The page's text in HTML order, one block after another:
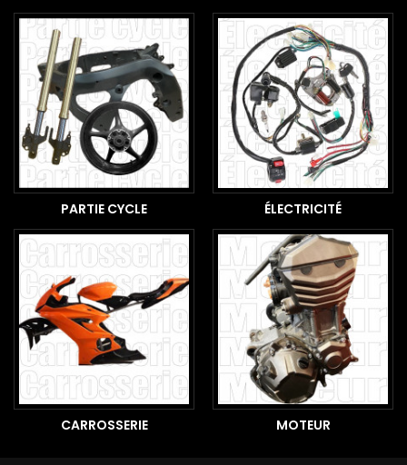
PARTIE CYCLE ÉLECTRICITÉ
CARROSSERIE MOTEUR